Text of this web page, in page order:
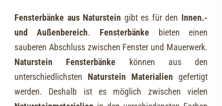
Fensterbänke aus Naturstein gibt es für den Innen.-
und Außenbereich. Fensterbänke bieten einen
sauberen Abschluss zwischen Fenster und Mauerwerk.
Naturstein Fensterbänke
können aus den
unterschiedlichsten
Naturstein Materialien gefertigt
werden. Deshalb ist es möglich zwischen vielen